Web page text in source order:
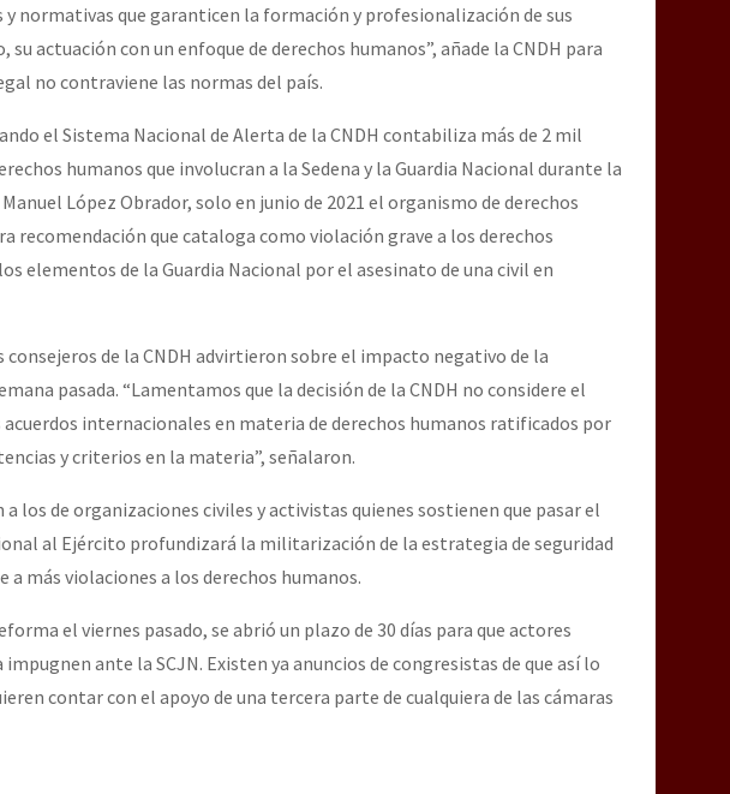
normativas que garanticen la formación y profesionalización de sus
su actuación con un enfoque de derechos humanos”, añade la CNDH para
no contraviene las normas del país.
el Sistema Nacional de Alerta de la CNDH contabiliza más de 2 mil
humanos que involucran a la Sedena y la Guardia Nacional durante la
López Obrador, solo en junio de 2021 el organismo de derechos
recomendación que cataloga como violación grave a los derechos
elementos de la Guardia Nacional por el asesinato de una civil en
consejeros de la CNDH advirtieron sobre el impacto negativo de la
pasada. “Lamentamos que la decisión de la CNDH no considere el
internacionales en materia de derechos humanos ratificados por
y criterios en la materia”, señalaron.
a los de organizaciones civiles y activistas quienes sostienen que pasar el
al Ejército profundizará la militarización de la estrategia de seguridad
a más violaciones a los derechos humanos.
el viernes pasado, se abrió un plazo de 30 días para que actores
ante la SCJN. Existen ya anuncios de congresistas de que así lo
contar con el apoyo de una tercera parte de cualquiera de las cámaras